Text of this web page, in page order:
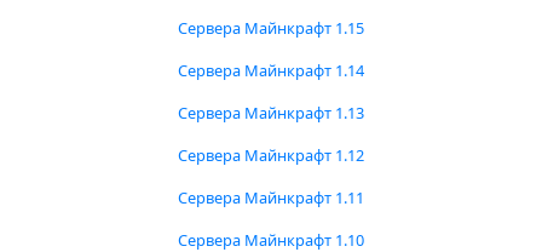
Сервера Майнкрафт 1.15
Сервера Майнкрафт 1.14
Сервера Майнкрафт 1.13
Сервера Майнкрафт 1.12
Сервера Майнкрафт 1.11
Сервера Майнкрафт 1.10